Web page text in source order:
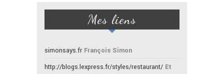
Mes liens
simonsays.fr François Simon
http://blogs.lexpress.fr/styles/restaurant/ Et